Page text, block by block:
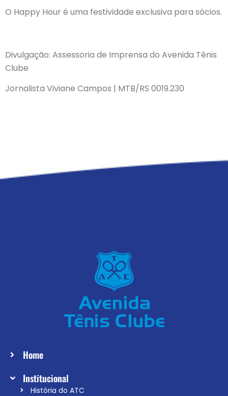
O Happy Hour é uma festividade exclusiva para sócios.
Divulgação: Assessoria de Imprensa do Avenida Tênis
Clube
Jornalista Viviane Campos | MTB/RS 0019.230
Home
Institucional
História do ATC